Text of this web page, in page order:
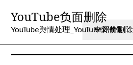
content
YouTube负面删除
YouTube舆情处理_YouTube评价删除